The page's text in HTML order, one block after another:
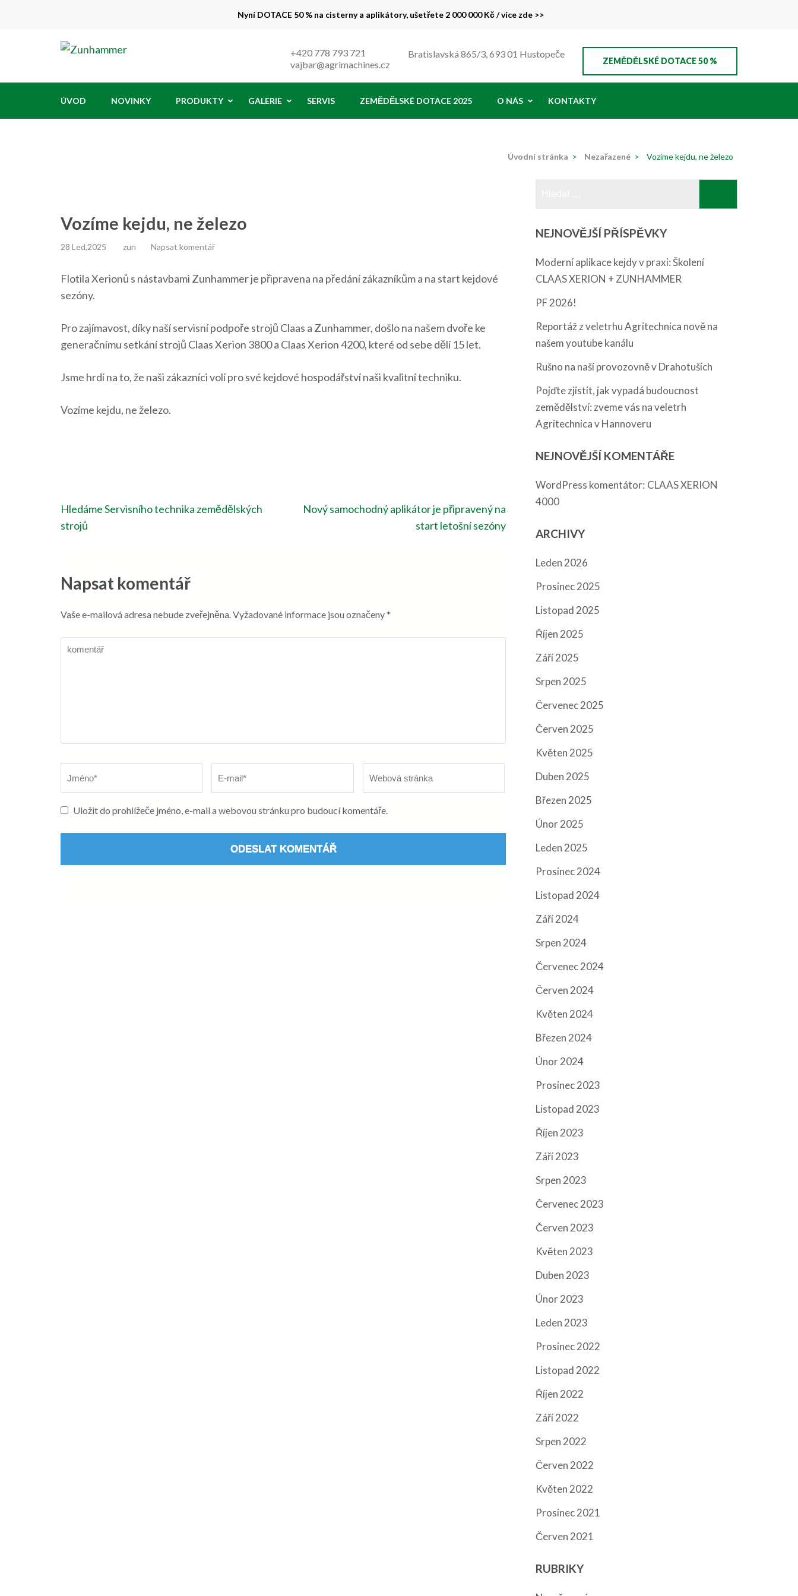
Nyní DOTACE 50 % na cisterny a aplikátory, ušetřete 2 000 000 Kč / více zde >>
ZEMĚDĚLSKÉ DOTACE 50 %
Bratislavská 865/3, 693 01 Hustopeče
+420 778 793 721
vajbar@agrimachines.cz
ÚVOD NOVINKY PRODUKTY GALERIE SERVIS ZEMĚDĚLSKÉ DOTACE 2025 O NÁS KONTAKTY
Úvodní stránka > Nezařazené > Vozíme kejdu, ne železo
Vozíme kejdu, ne železo
28 Led,2025 zun Napsat komentář
Flotila Xerionů s nástavbami Zunhammer je připravena na předání zákazníkům a na start kejdové
sezóny.
Pro zajímavost, díky naší servisní podpoře strojů Claas a Zunhammer, došlo na našem dvoře ke
generačnímu setkání strojů Claas Xerion 3800 a Claas Xerion 4200, které od sebe dělí 15 let.
Jsme hrdí na to, že naši zákazníci volí pro své kejdové hospodářství naši kvalitní techniku.
Vozíme kejdu, ne železo.
Navigace
pro
Hledáme Servisního technika zemědělských
strojů
Nový samochodný aplikátor je připravený na
start letošní sezóny
Napsat komentář
Vaše e-mailová adresa nebude zveřejněna.Vyžadované informace jsou označeny*
komentář
Uložit do prohlížeče jméno, e-mail a webovou stránku pro budoucí komentáře.
NEJNOVĚJŠÍ PŘÍSPĚVKY
Moderní aplikace kejdy v praxi: Školení
CLAAS XERION + ZUNHAMMER
PF 2026!
Reportáž z veletrhu Agritechnica nově na
našem youtube kanálu
Rušno na naší provozovně v Drahotuších
Pojďte zjistit, jak vypadá budoucnost
zemědělství: zveme vás na veletrh
Agritechnica v Hannoveru
NEJNOVĚJŠÍ KOMENTÁŘE
WordPress komentátor: CLAAS XERION
4000
ARCHIVY
Leden 2026
Prosinec 2025
Listopad 2025
Říjen 2025
Září 2025
Srpen 2025
Červenec 2025
Červen 2025
Květen 2025
Duben 2025
Březen 2025
Únor 2025
Leden 2025
Prosinec 2024
Listopad 2024
Září 2024
Srpen 2024
Červenec 2024
Červen 2024
Květen 2024
Březen 2024
Únor 2024
Prosinec 2023
Listopad 2023
Říjen 2023
Září 2023
Srpen 2023
Červenec 2023
Červen 2023
Květen 2023
Duben 2023
Únor 2023
Leden 2023
Prosinec 2022
Listopad 2022
Říjen 2022
Září 2022
Srpen 2022
Červen 2022
Květen 2022
Prosinec 2021
Červen 2021
RUBRIKY